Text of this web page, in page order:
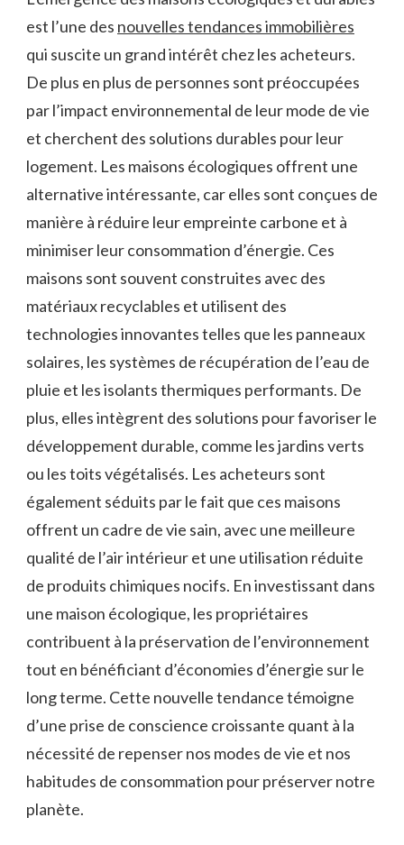
est l’une des nouvelles tendances immobilières
qui suscite un grand intérêt chez les acheteurs.
De plus en plus de personnes sont préoccupées
par l’impact environnemental de leur mode de vie
et cherchent des solutions durables pour leur
logement. Les maisons écologiques offrent une
alternative intéressante, car elles sont conçues de
manière à réduire leur empreinte carbone et à
minimiser leur consommation d’énergie. Ces
maisons sont souvent construites avec des
matériaux recyclables et utilisent des
technologies innovantes telles que les panneaux
solaires, les systèmes de récupération de l’eau de
pluie et les isolants thermiques performants. De
plus, elles intègrent des solutions pour favoriser le
développement durable, comme les jardins verts
ou les toits végétalisés. Les acheteurs sont
également séduits par le fait que ces maisons
offrent un cadre de vie sain, avec une meilleure
qualité de l’air intérieur et une utilisation réduite
de produits chimiques nocifs. En investissant dans
une maison écologique, les propriétaires
contribuent à la préservation de l’environnement
tout en bénéficiant d’économies d’énergie sur le
long terme. Cette nouvelle tendance témoigne
d’une prise de conscience croissante quant à la
nécessité de repenser nos modes de vie et nos
habitudes de consommation pour préserver notre
planète.